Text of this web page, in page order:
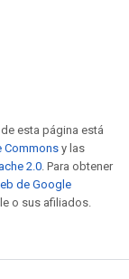
esta página está
Commons y las
2.0. Para obtener
de Google
o sus afiliados.